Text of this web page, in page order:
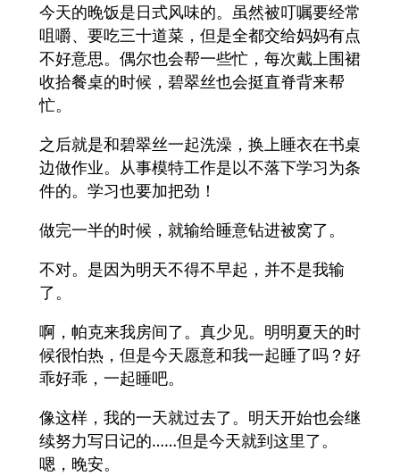
今天的晚饭是日式风味的。虽然被叮嘱要经常
咀嚼、要吃三十道菜，但是全都交给妈妈有点
不好意思。偶尔也会帮一些忙，每次戴上围裙
收拾餐桌的时候，碧翠丝也会挺直脊背来帮
忙。
之后就是和碧翠丝一起洗澡，换上睡衣在书桌
边做作业。从事模特工作是以不落下学习为条
件的。学习也要加把劲！
做完一半的时候，就输给睡意钻进被窝了。
不对。是因为明天不得不早起，并不是我输
了。
啊，帕克来我房间了。真少见。明明夏天的时
候很怕热，但是今天愿意和我一起睡了吗？好
乖好乖，一起睡吧。
像这样，我的一天就过去了。明天开始也会继
续努力写日记的……但是今天就到这里了。
嗯，晚安。